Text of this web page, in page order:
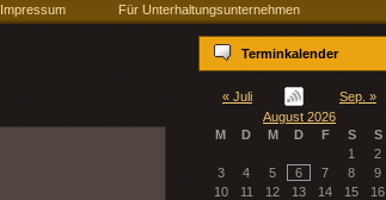
Impressum Für Unterhaltungsunternehmen
Terminkalender
« Juli
Sep. »
August 2026
M
D M D F S
S
1
2
3
4 5 6 7 8
9
10
11 12 13 14 15
16